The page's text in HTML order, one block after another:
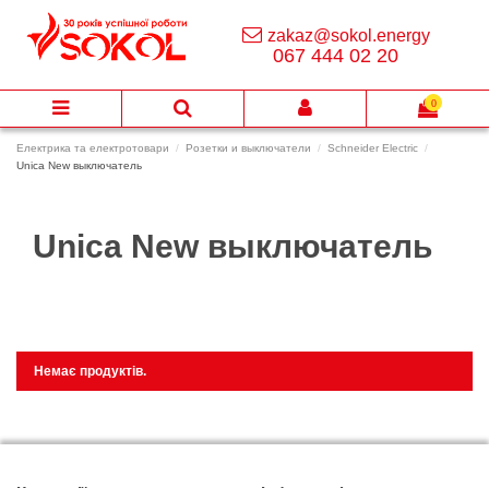
Електрика та електротовари Розетки и выключатели
Schneider Electric
Unica New выключатель
Unica New выключатель
Немає продуктів.
zakaz@sokol.energy
067 444 02 20
0